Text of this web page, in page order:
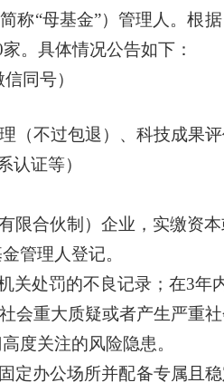
称“母基金”）管理人。根
家。具体情况公告如下：
同号）
（不过包退）、科技成
认证等）
限合伙制）企业，实缴资
管理人登记。
关处罚的不良记录；在3年
会重大质疑或者产生严
度关注的风险隐患。
定办公场所并配备专属且